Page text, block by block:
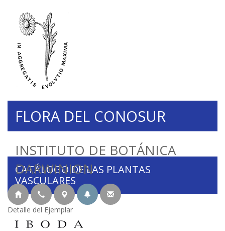
INSTITUTO DE BOTÁNICA
DARWINION
FLORA DEL CONOSUR
CATÁLOGO DE LAS PLANTAS
VASCULARES
Detalle del Ejemplar